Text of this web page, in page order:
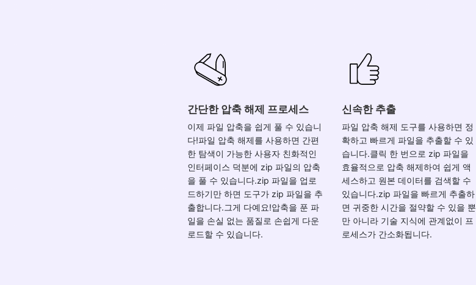
간단한 압축 해제 프로세스
이제 파일 압축을 쉽게 풀 수 있습니
다!파일 압축 해제를 사용하면 간편
한 탐색이 가능한 사용자 친화적인
인터페이스 덕분에 zip 파일의 압축
을 풀 수 있습니다.zip 파일을 업로
드하기만 하면 도구가 zip 파일을 추
출합니다.그게 다예요!압축을 푼 파
일을 손실 없는 품질로 손쉽게 다운
로드할 수 있습니다.
신속한 추출
파일 압축 해제 도구를 사용하면 정
확하고 빠르게 파일을 추출할 수 있
습니다.클릭 한 번으로 zip 파일을
효율적으로 압축 해제하여 쉽게 액
세스하고 원본 데이터를 검색할 수
있습니다.zip 파일을 빠르게 추출하
면 귀중한 시간을 절약할 수 있을 뿐
만 아니라 기술 지식에 관계없이 프
로세스가 간소화됩니다.